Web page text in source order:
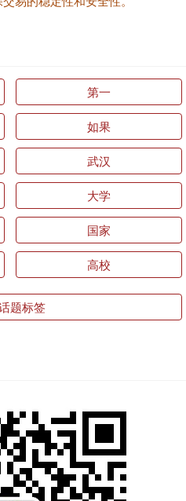
第一
如果
武汉
大学
国家
高校
题标签